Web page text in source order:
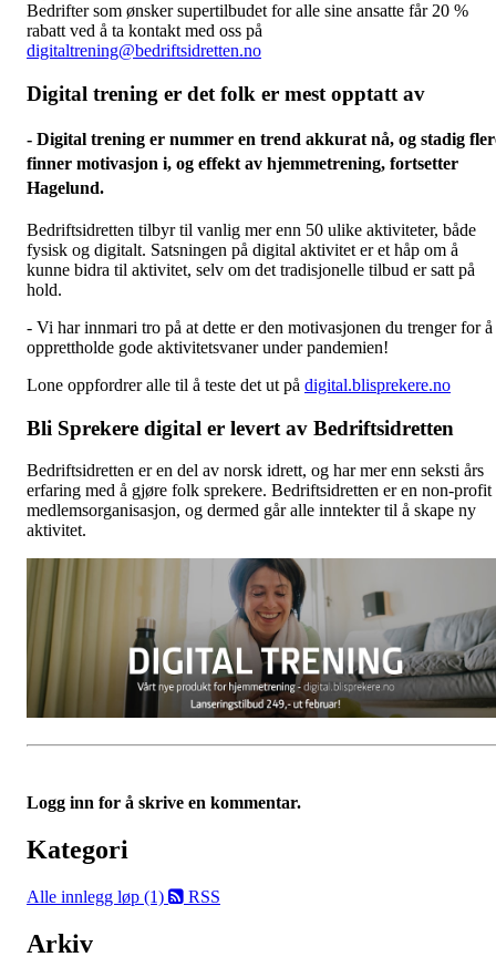
Bedrifter som ønsker supertilbudet for alle sine ansatte får 20 %
rabatt ved å ta kontakt med oss på
digitaltrening@bedriftsidretten.no
Digital trening er det folk er mest opptatt av
- Digital trening er nummer en trend akkurat nå, og stadig
finner motivasjon i, og effekt av hjemmetrening, fortsetter
Hagelund.
Bedriftsidretten tilbyr til vanlig mer enn 50 ulike aktiviteter, både
fysisk og digitalt. Satsningen på digital aktivitet er et håp om å
kunne bidra til aktivitet, selv om det tradisjonelle tilbud er satt på
hold.
- Vi har innmari tro på at dette er den motivasjonen du trenger for å
opprettholde gode aktivitetsvaner under pandemien!
Lone oppfordrer alle til å teste det ut på digital.blisprekere.no
Bli Sprekere digital er levert av Bedriftsidretten
Bedriftsidretten er en del av norsk idrett, og har mer enn seksti års
erfaring med å gjøre folk sprekere. Bedriftsidretten er en non-profit
medlemsorganisasjon, og dermed går alle inntekter til å skape ny
aktivitet.
Logg inn for å skrive en kommentar.
Kategori
Alle innlegg løp (1) RSS
Arkiv